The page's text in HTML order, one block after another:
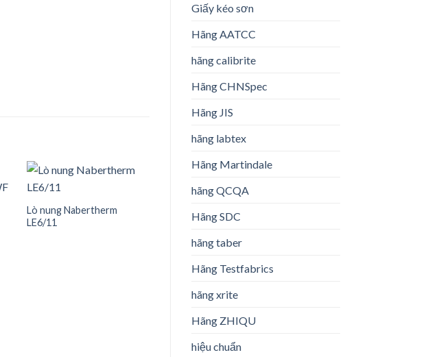
Giấy kéo sơn
Hãng AATCC
hãng calibrite
Hãng CHNSpec
Hãng JIS
hãng labtex
Hãng Martindale
hãng QCQA
Hãng SDC
hãng taber
Hãng Testfabrics
hãng xrite
Hãng ZHIQU
hiệu chuẩn
Lò nung Nabertherm
LE6/11